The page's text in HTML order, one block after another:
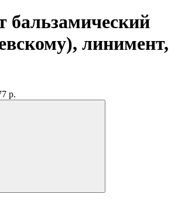
бальзамический
линимент,
р.